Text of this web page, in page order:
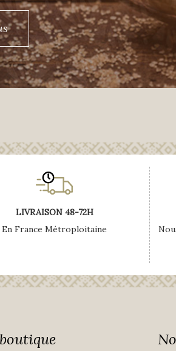
LIVRAISON 48-72H
En France Métroploitaine